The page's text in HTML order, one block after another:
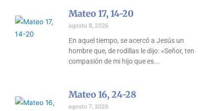
Mateo 17, 14-20
agosto 8, 2026
En aquel tiempo, se acercó a Jesús un
hombre que, de rodillas le dijo: «Señor, ten
compasión de mi hijo que es
Mateo 16, 24-28
agosto 7, 2026